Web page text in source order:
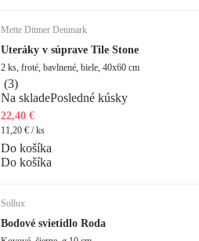
Mette Ditmer Denmark
Uteráky v súprave Tile Stone
2 ks, froté, bavlnené, biele, 40x60 cm
(3)
Na skladePosledné kúsky
22,40 €
11,20 € / ks
Do košíka
Do košíka
Sollux
Bodové svietidlo Roda